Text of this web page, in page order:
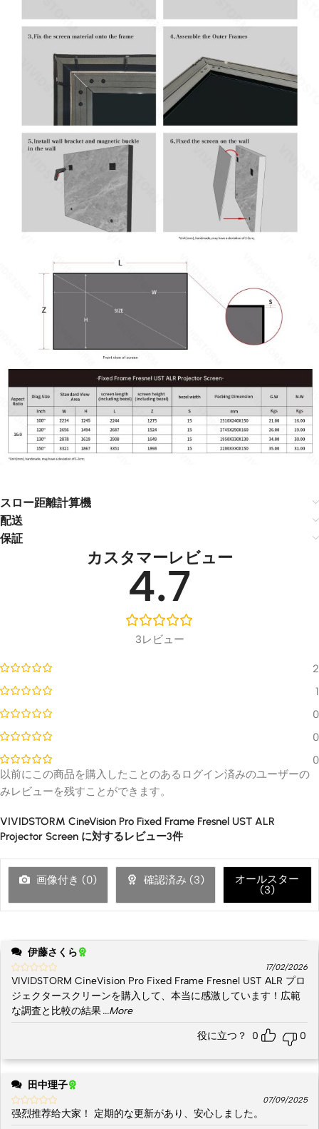
スロー距離計算機
配送
保証
カスタマーレビュー
4.7
3レビュー
2
1
0
0
0
VIVIDSTORM CineVision Pro Fixed Frame Fresnel UST ALR
Projector Screen に対するレビュー3件
画像付き (0) 確認済み (3)
オールスター
(3)
伊藤さくら
17/02/2026
VIVIDSTORM CineVision Pro Fixed Frame Fresnel UST ALR プロ
ジェクタースクリーンを購入して、本当に感激しています！広範
な調査と比較の結果...More
役に立つ？ 0 0
田中理子
07/09/2025
强烈推荐给大家！ 定期的な更新があり、安心しました。
以前にこの商品を購入したことのあるログイン済みのユーザーの
みレビューを残すことができます。